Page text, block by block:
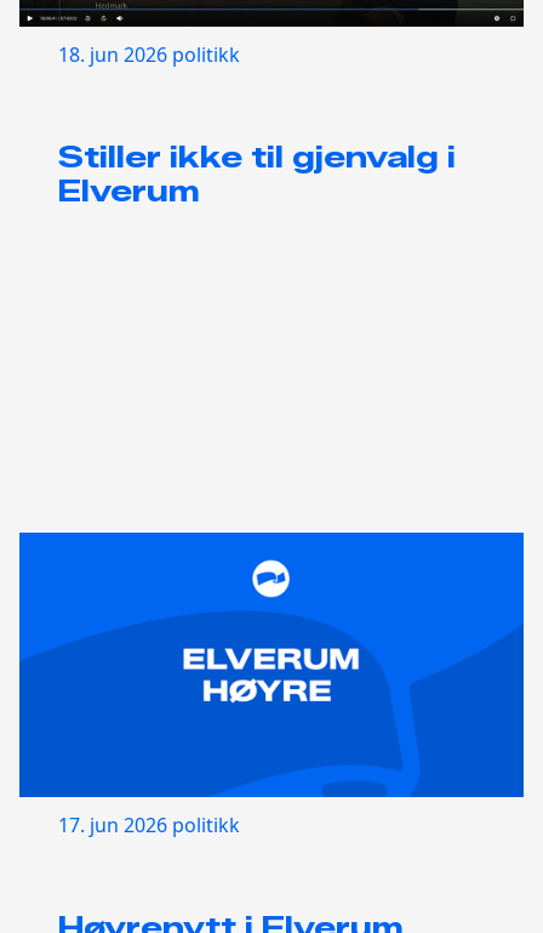
18. jun 2026 politikk
Stiller ikke til gjenvalg i
Elverum
17. jun 2026 politikk